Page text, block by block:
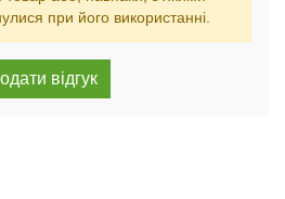
при його використанні.